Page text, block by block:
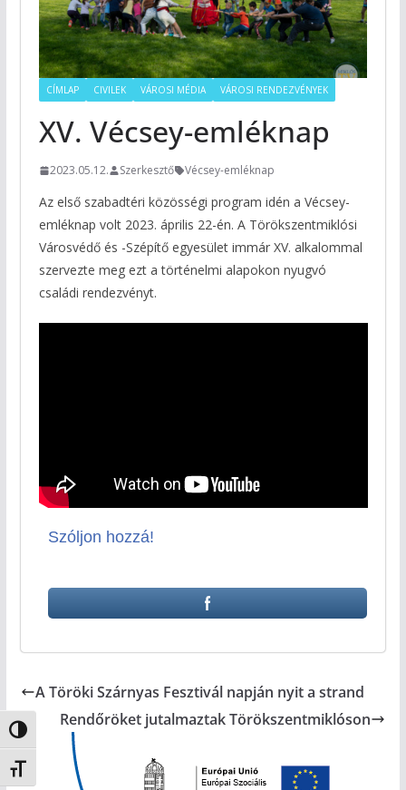
Nagy kontraszt váltása
Betűméret váltása
CÍMLAP CIVILEK VÁROSI MÉDIA VÁROSI RENDEZVÉNYEK
XV. Vécsey-emléknap
2023.05.12. Szerkesztő Vécsey-emléknap
Az első szabadtéri közösségi program idén a Vécsey-
emléknap volt 2023. április 22-én. A Törökszentmiklósi
Városvédő és -Szépítő egyesület immár XV. alkalommal
szervezte meg ezt a történelmi alapokon nyugvó
családi rendezvényt.
Szóljon hozzá!
A Töröki Szárnyas Fesztivál napján nyit a strand
Rendőröket jutalmaztak Törökszentmiklóson